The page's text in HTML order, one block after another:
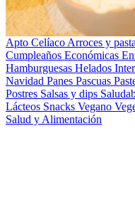
Apto Celíaco Arroces y
Cumpleaños Económicas
Hamburguesas Helados
Navidad Panes Pascuas
Postres Salsas y dips
Lácteos Snacks Vegano
Salud y Alimentación